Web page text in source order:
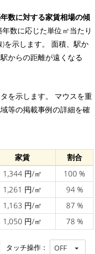
数に対する家賃相場の傾
数に応じた単位㎡当たり
を示します。 面積、駅か
からの距離が遠くなる
を示します。 マウスを重
等の掲載事例の詳細を確
家賃
割合
1,344 円/㎡
100 %
1,261 円/㎡
94 %
1,163 円/㎡
87 %
1,050 円/㎡ 78 %
タッチ操作： OFF